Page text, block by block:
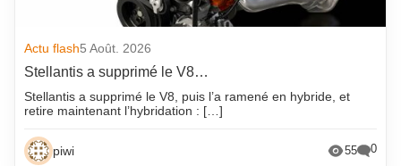
Actu flash5 Août. 2026
Stellantis a supprimé le V8…
Stellantis a supprimé le V8, puis l’a ramené en hybride, et
retire maintenant l’hybridation : […]
piwi 55 0